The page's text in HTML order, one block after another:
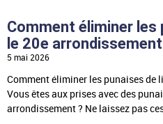
Comment éliminer les
le 20e
5 mai 2026
Comment éliminer les punaises de
Vous êtes aux prises avec des
arrondissement ? Ne laissez pas